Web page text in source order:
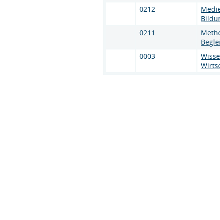
0212
0211
0003